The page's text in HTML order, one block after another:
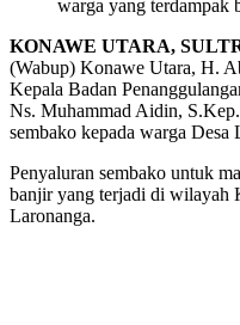
warga yang terdampak
KONAWE UTARA,
(Wabup) Konawe Utara, H.
Kepala Badan
Ns. Muhammad Aidin,
sembako kepada warga
Penyaluran sembako untuk
banjir yang terjadi di wilayah
Laronanga.